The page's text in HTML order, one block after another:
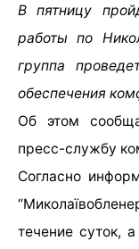
В пятницу
работы по
группа
обеспечения
Об этом
пресс-службу
Согласно
течение суток,